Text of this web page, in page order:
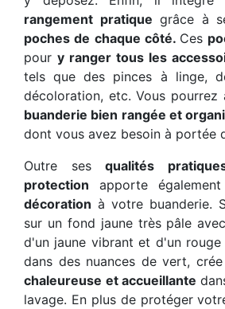
rangement pratique grâce à
poches de chaque côté. Ces
pour y ranger tous les
tels que des pinces à linge,
décoloration, etc. Vous pourrez
buanderie bien rangée et
dont vous avez besoin à portée
Outre sesqualités
protection apporte
décoration à votre buanderie.
sur un fond jaune très pâle
d'un jaune vibrant et d'un
dans des nuances de vert,
chaleureuse et accueillante
lavage. En plus de protéger